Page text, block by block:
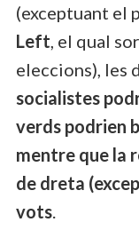
(exceptuant el
Left, el qual
eleccions), les
socialistes
verds podrien
mentre que la
de dreta
vots.